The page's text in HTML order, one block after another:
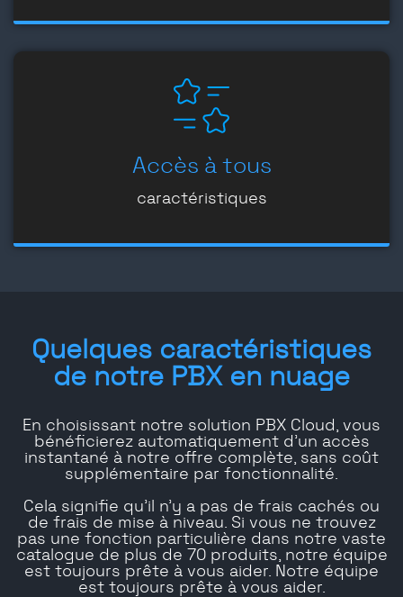
Accès à tous
caractéristiques
Quelques caractéristiques
de notre PBX en nuage
En choisissant notre solution PBX Cloud, vous
bénéficierez automatiquement d'un accès
instantané à notre offre complète, sans coût
supplémentaire par fonctionnalité.
Cela signifie qu'il n'y a pas de frais cachés ou
de frais de mise à niveau. Si vous ne trouvez
pas une fonction particulière dans notre vaste
catalogue de plus de 70 produits, notre équipe
est toujours prête à vous aider. Notre équipe
est toujours prête à vous aider.